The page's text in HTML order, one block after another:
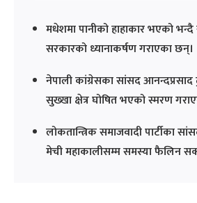
मधेशमा पानीको हाहाकार भएको
सरकारको ध्यानाकर्षण गराएका छन्।
नेपाली कांग्रेसका सांसद
सुख्खा क्षेत्र घोषित भएको स्मरण
लोकतान्त्रिक समाजवादी पार्टीका
मेची महाकालीसम्म समस्या फैलिन